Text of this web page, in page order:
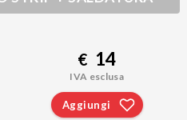
€ 14
IVA esclusa
Aggiungi